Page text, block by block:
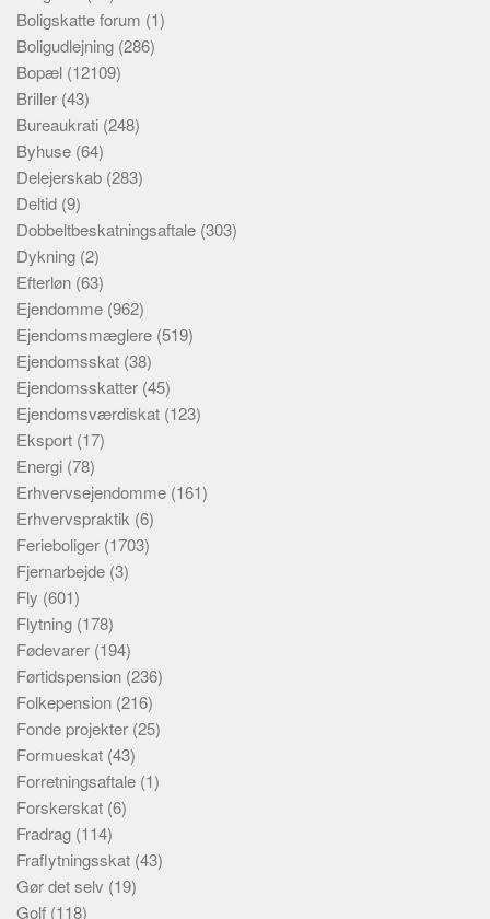
Boligskatte forum (1)
Boligudlejning (286)
Bopæl (12109)
Briller (43)
Bureaukrati (248)
Byhuse (64)
Delejerskab (283)
Deltid (9)
Dobbeltbeskatningsaftale (303)
Dykning (2)
Efterløn (63)
Ejendomme (962)
Ejendomsmæglere (519)
Ejendomsskat (38)
Ejendomsskatter (45)
Ejendomsværdiskat (123)
Eksport (17)
Energi (78)
Erhvervsejendomme (161)
Erhvervspraktik (6)
Ferieboliger (1703)
Fjernarbejde (3)
Fly (601)
Flytning (178)
Fødevarer (194)
Førtidspension (236)
Folkepension (216)
Fonde projekter (25)
Formueskat (43)
Forretningsaftale (1)
Forskerskat (6)
Fradrag (114)
Fraflytningsskat (43)
Gør det selv (19)
Golf (118)